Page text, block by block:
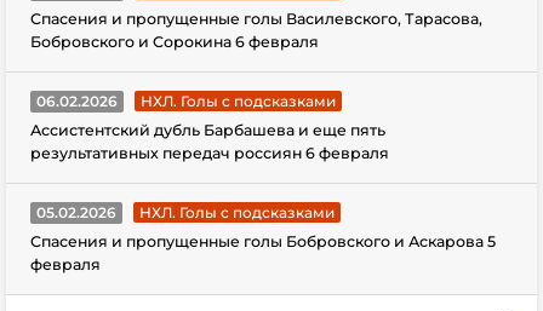
Спасения и пропущенные голы Василевского, Тарасова,
Бобровского и Сорокина 6 февраля
06.02.2026
НХЛ. Голы с подсказками
Ассистентский дубль Барбашева и еще пять
результативных передач россиян 6 февраля
05.02.2026
НХЛ. Голы с подсказками
Спасения и пропущенные голы Бобровского и Аскарова 5
февраля